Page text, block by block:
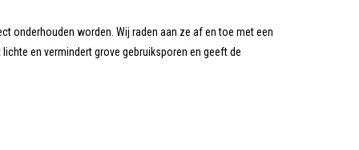
onderhouden worden. Wij raden aan ze af en toe met een
en vermindert grove gebruiksporen en geeft de